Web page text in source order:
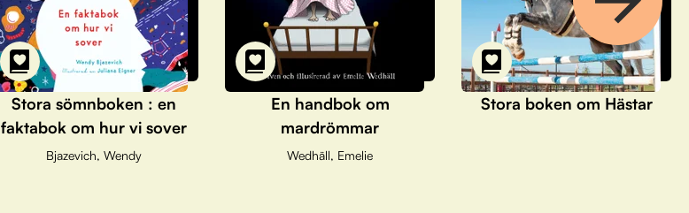
Stora sömnboken : en
faktabok om hur vi sover
Bjazevich, Wendy
En handbok om
mardrömmar
Wedhäll, Emelie
Stora boken om Hästar